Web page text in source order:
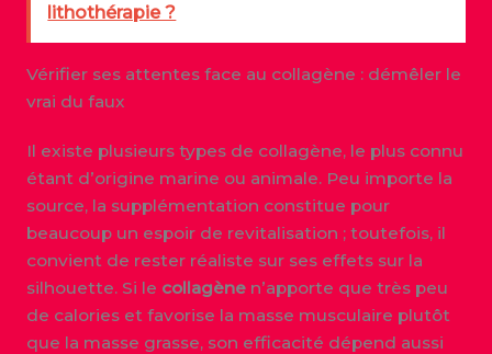
lithothérapie ?
Vérifier ses attentes face au collagène : démêler le
vrai du faux
Il existe plusieurs types de collagène, le plus connu
étant d’origine marine ou animale. Peu importe la
source, la supplémentation constitue pour
beaucoup un espoir de revitalisation ; toutefois, il
convient de rester réaliste sur ses effets sur la
silhouette. Si le collagènen’apporte que très peu
de calories et favorise la masse musculaire plutôt
que la masse grasse, son efficacité dépend aussi